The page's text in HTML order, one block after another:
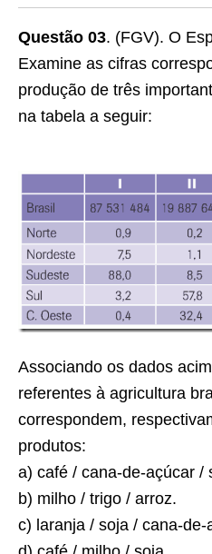
Questão 03. (FGV). O
Examine as cifras
produção de três
na tabela a seguir:
Associando os dados
referentes à agricultura
correspondem,
produtos:
a) café / cana-de-açúcar /
b) milho / trigo / arroz.
c) laranja / soja / cana-de-